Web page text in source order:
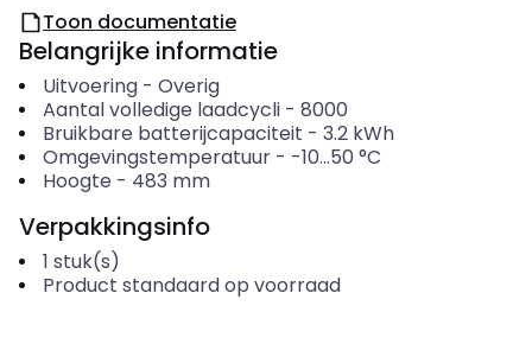
Toon documentatie
Belangrijke informatie
Uitvoering- Overig
Aantal volledige laadcycli- 8000
Bruikbare batterijcapaciteit - 3.2 kWh
Omgevingstemperatuur- -10...50 °C
Hoogte - 483 mm
Verpakkingsinfo
1 stuk(s)
Product standaard op voorraad